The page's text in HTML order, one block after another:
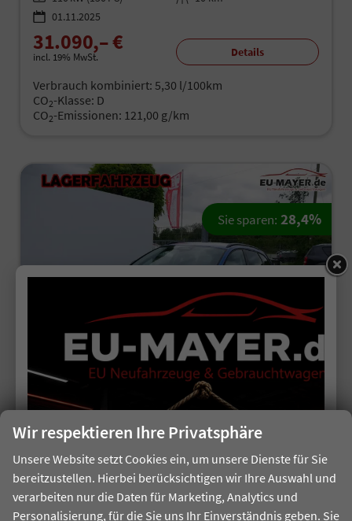
01.11.2025
31.090,– €
incl. 19% MwSt. Details
Verbrauch kombiniert: 5,30 l/100km
CO2-Klasse: D
CO2-Emissionen: 121,00 g/km
ab 195,– € mtl.
Seat Leon Sportstourer
Fahrzeugnr. 513552 Getriebe Automatik
KraftstoffBenzin AußenfarbeSaphir Blau Metallic
Sie sparen: 28,4%
Wir respektieren Ihre Privatsphäre
Unsere Website setzt Cookies ein, um unsere Dienste für Sie
bereitzustellen. Hierbei berücksichtigen wir Ihre Auswahl und
verarbeiten nur die Daten für Marketing, Analytics und
Personalisierung, für die Sie uns Ihr Einverständnis geben. Sie